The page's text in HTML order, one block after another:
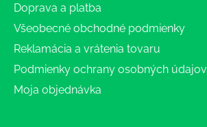
Doprava a platba
Všeobecné obchodné podmienky
Reklamácia a vrátenia tovaru
Podmienky ochrany osobných údajov
Moja objednávka